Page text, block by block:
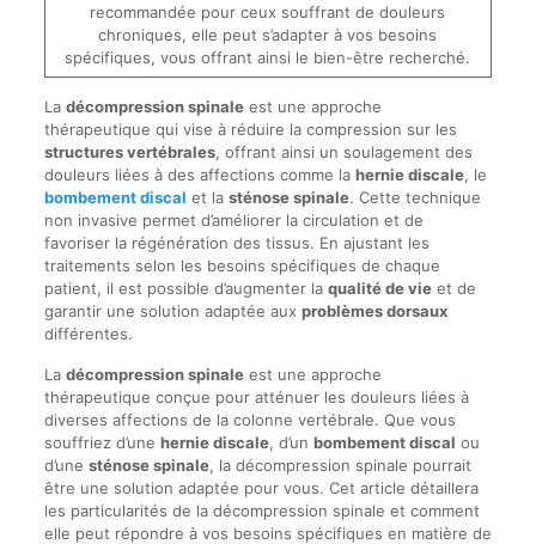
recommandée pour ceux souffrant de douleurs
chroniques, elle peut s’adapter à vos besoins
spécifiques, vous offrant ainsi le bien-être recherché.
La décompression spinaleest une approche
thérapeutique qui vise à réduire la compression sur les
structures vertébrales, offrant ainsi un soulagement des
douleurs liées à des affections comme la hernie discale, le
bombement discal et la sténose spinale. Cette technique
non invasive permet d’améliorer la circulation et de
favoriser la régénération des tissus. En ajustant les
traitements selon les besoins spécifiques de chaque
patient, il est possible d’augmenter la qualité de vieet de
garantir une solution adaptée aux problèmes dorsaux
différentes.
La décompression spinaleest une approche
thérapeutique conçue pour atténuer les douleurs liées à
diverses affections de la colonne vertébrale. Que vous
souffriez d’une hernie discale, d’un bombement discal ou
d’une sténose spinale, la décompression spinale pourrait
être une solution adaptée pour vous. Cet article détaillera
les particularités de la décompression spinale et comment
elle peut répondre à vos besoins spécifiques en matière de